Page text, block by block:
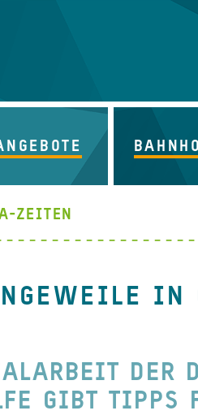
ZEITEN
IN
DER
GIBT TIPPS